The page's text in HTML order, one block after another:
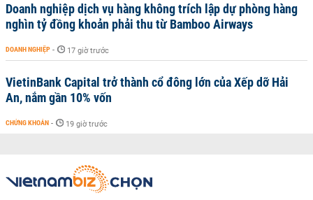
Doanh nghiệp dịch vụ hàng không trích lập dự phòng hàng
nghìn tỷ đồng khoản phải thu từ Bamboo Airways
DOANH NGHIỆP - 17 giờ trước
VietinBank Capital trở thành cổ đông lớn của Xếp dỡ Hải
An, nắm gần 10% vốn
CHỨNG KHOÁN - 19 giờ trước